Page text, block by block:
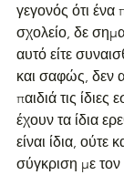
γεγονός ότι ένα
σχολείο, δε
αυτό είτε
και σαφώς, δεν
παιδιά τις ίδιες
έχουν τα ίδια
είναι ίδια, ούτε
σύγκριση με